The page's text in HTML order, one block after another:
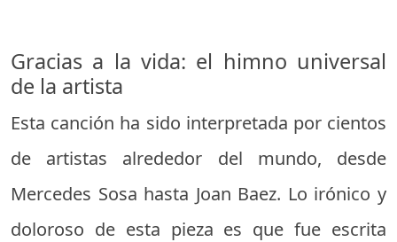
Gracias a la vida: el himno universal
de la artista
Esta canción ha sido interpretada por cientos
de artistas alrededor del mundo, desde
Mercedes Sosa hasta Joan Baez. Lo irónico y
doloroso de esta pieza es que fue escrita